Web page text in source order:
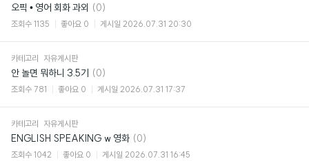
오픽 • 영어 회화 과외 댓
(0)
조회수 1135 좋아요 0 게시일 2026.07.31 20:30
카테고리 자유게시판
안 놀면 뭐하니 3.5기
댓
글
(0)
조회수 781 좋아요 0 게시일 2026.07.31 17:37
카테고리 자유게시판
ENGLISH SPEAKING w 영화 댓
글
(0)
조회수 1042 좋아요 0 게시일 2026.07.31 16:45